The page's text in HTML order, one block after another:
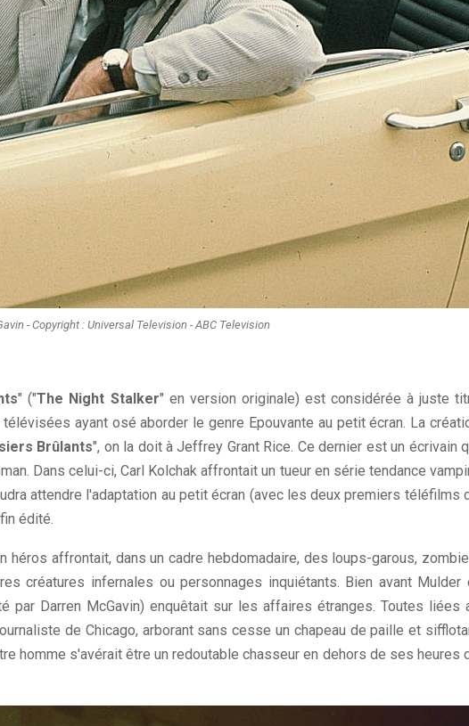
- Copyright : Universal Television - ABC Television
" ("The Night Stalker" en version originale) est considérée à juste
ayant osé aborder le genre Epouvante au petit écran. La
Brûlants", on la doit à Jeffrey Grant Rice. Ce dernier est un écrivain
Dans celui-ci, Carl Kolchak affrontait un tueur en série tendance
attendre l'adaptation au petit écran (avec les deux premiers téléfilms
édité.
héros affrontait, dans un cadre hebdomadaire, des loups-garous,
créatures infernales ou personnages inquiétants. Bien avant Mulder
par Darren McGavin) enquêtait sur les affaires étranges. Toutes liées
de Chicago, arborant sans cesse un chapeau de paille et
homme s'avérait être un redoutable chasseur en dehors de ses heures